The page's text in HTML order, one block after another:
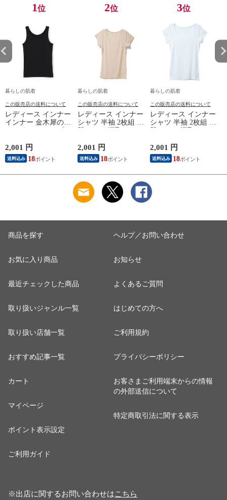
1位
暮らしの肌着
この販売店の送料について
レディース インナー
インナー 金木犀のめ
ぐみ タンクトップ
っとり 保湿 ストレ
ッチ ボタニカル タ
ンクトップ 秋冬 お
2,001 円
送料込み 18
2位
暮らしの肌着
この販売店の送料について
レディース インナー
シャツ 半袖 2枚組 素
肌ドライ 汗取り フ
り インナーシャツ
パッド付き 春夏 汗
染み 防止 汗 対策 綿
ット工業 S5022B-RT
涼しい 肌着
2,001 円
送料込み 18
3位
暮らしの肌着
この販売店の送料について
レディース インナー
シャツ 半袖 2枚組 素
肌ドライ 汗取り フ
り インナーシャツ
パッド付き 春夏 汗
染み 防止 汗 対策 綿
ット工業 S5022B-RT
涼しい 肌着
2,001 円
送料込み 18
商品を探す
お気に入り商品
最近チェックした商品
取り扱いジャンル一覧
取り扱い店舗一覧
おすすめ記事一覧
カート
マイページ
ポイント表示設定
ご利用ガイド
ヘルプ／お問い合わせ
お知らせ
よくあるご質問
はじめての方へ
ご利用規約
プライバシーポリシー
お客さまご利用端末からの情報
の外部送信について
特定商取引法に関する表示
※出店に関するお問い合わせはこちら